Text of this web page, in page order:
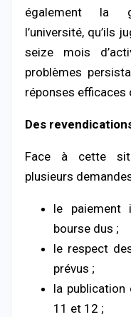
également la
l’université, qu’ils
seize mois
problèmes
réponses efficaces
Des
Face à cette
plusieurs
le paiement
bourse dus ;
le respect
prévus ;
la
11 et 12 ;